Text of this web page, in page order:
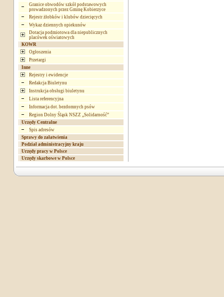
Granice obwodów szkół podstawowych
prowadzonych przez Gminę Kobierzyce
Rejestr żłobków i klubów dziecięcych
Wykaz dziennych opiekunów
Dotacja podmiotowa dla niepublicznych
placówek oświatowych
KOWR
Ogłoszenia
Przetargi
Inne
Rejestry i ewidencje
Redakcja Biuletynu
Instrukcja obsługi biuletynu
Lista referencyjna
Informacja dot. bezdomnych psów
Region Dolny Śląsk NSZZ „Solidarność”
Urzędy Centralne
Spis adresów
Sprawy do załatwienia
Podział administracyjny kraju
Urzędy pracy w Polsce
Urzędy skarbowe w Polsce